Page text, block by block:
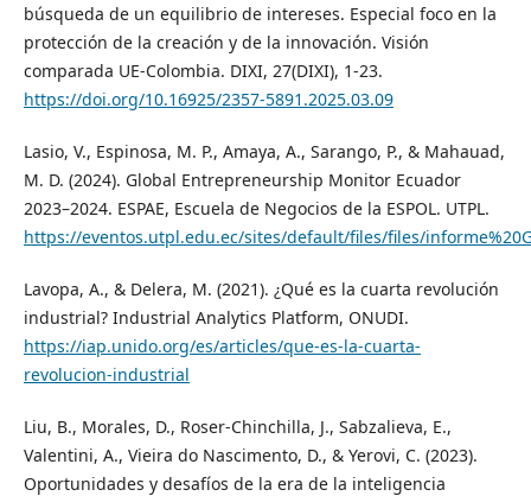
búsqueda de un equilibrio de intereses. Especial foco en la
protección de la creación y de la innovación. Visión
comparada UE-Colombia. DIXI, 27(DIXI), 1-23.
https://doi.org/10.16925/2357-5891.2025.03.09
Lasio, V., Espinosa, M. P., Amaya, A., Sarango, P., & Mahauad,
M. D. (2024). Global Entrepreneurship Monitor Ecuador
2023–2024. ESPAE, Escuela de Negocios de la ESPOL. UTPL.
https://eventos.utpl.edu.ec/sites/default/files/files/
Lavopa, A., & Delera, M. (2021). ¿Qué es la cuarta revolución
industrial? Industrial Analytics Platform, ONUDI.
https://iap.unido.org/es/articles/que-es-la-cuarta-
revolucion-industrial
Liu, B., Morales, D., Roser-Chinchilla, J., Sabzalieva, E.,
Valentini, A., Vieira do Nascimento, D., & Yerovi, C. (2023).
Oportunidades y desafíos de la era de la inteligencia